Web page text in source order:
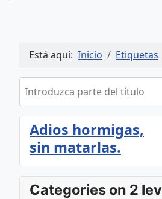
Está aquí: Inicio Etiquetas
Adios hormigas,
sin matarlas.
Categories on 2